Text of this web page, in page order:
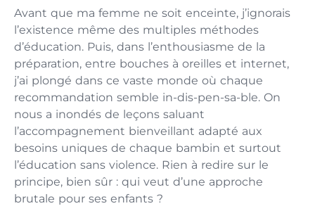
Avant que ma femme ne soit enceinte, j’ignorais
l’existence même des multiples méthodes
d’éducation. Puis, dans l’enthousiasme de la
préparation, entre bouches à oreilles et internet,
j’ai plongé dans ce vaste monde où chaque
recommandation semble in-dis-pen-sa-ble. On
nous a inondés de leçons saluant
l’accompagnement bienveillant adapté aux
besoins uniques de chaque bambin et surtout
l’éducation sans violence. Rien à redire sur le
principe, bien sûr : qui veut d’une approche
brutale pour ses enfants ?